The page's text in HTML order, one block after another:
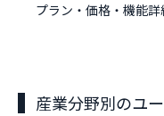
プラン・価格・機能詳
産業分野別のユ